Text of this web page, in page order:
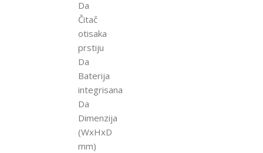
Da
Čitač
otisaka
prstiju
Da
Baterija
integrisana
Da
Dimenzija
(WxHxD
mm)